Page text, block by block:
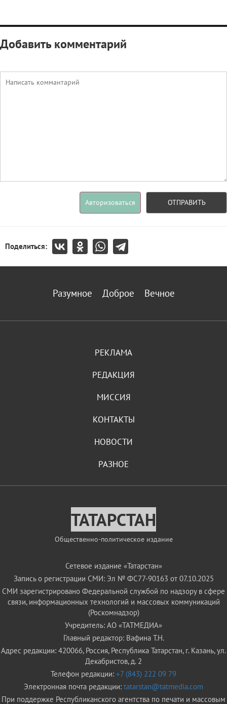
Добавить комментарий
Авторизоваться ОТПРАВИТЬ
Поделиться:
Разумное Доброе Вечное
РЕКЛАМА
РЕДАКЦИЯ
МИССИЯ
КОНТАКТЫ
НОВОСТИ
РАЗНОЕ
ТАТАРСТАН
Общественно-политическое издание
Сетевое издание «Татарстан»
Запись о регистрации СМИ: Эл № ФС77-90163 от 07.10.2025
СМИ зарегистрировано Федеральной службой по надзору в сфере
связи, информационных технологий и массовых коммуникаций
(Роскомнадзор)
Учредитель: АО «ТАТМЕДИА»
Главный редактор: Вафина Т.Н.
Адрес редакции: 420066, Россия, Республика Татарстан, г. Казань, ул.
Декабристов, д. 2
Телефон редакции: +7 (843) 222 09 79
Электронная почта редакции: tatarstan@tatmedia.com
При поддержке Республиканского агентства по печати и массовым